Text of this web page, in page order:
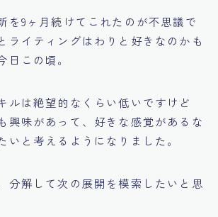
を9ヶ月続けてこれたのが不思議で
ライティングはわりと好きなのかも
日この頃。
ルは絶望的なくらい低いですけど
興味があって、好きな感覚があるな
いと考えるようになりました。
分解して次の展開を模索したいと思